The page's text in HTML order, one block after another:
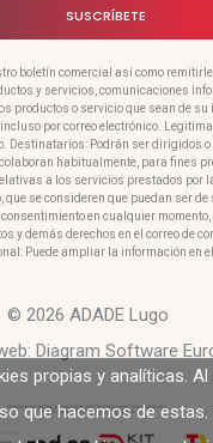
SUSCRÍBETE
boletín comercial así como
y servicios, comunicaciones
productos o servicio que sean de su
por correo electrónico.
Destinatarios: Podrán ser dirigidos o
habitualmente, para fines
a los servicios prestados por
se consideren que puedan ser de
en cualquier momento,
y demás derechos en el correo de
Puede ampliar la información en
© 2026 ADADE Lugo
Diagram Software
propias y analíticas. Al
que hacemos de estas.